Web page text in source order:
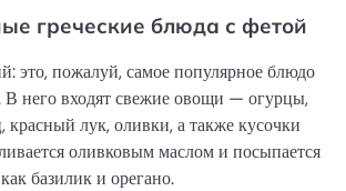
греческие блюда с фетой
это, пожалуй, самое популярное блюдо
В него входят свежие овощи — огурцы,
лук, оливки, а также кусочки
оливковым маслом и посыпается
базилик и орегано.